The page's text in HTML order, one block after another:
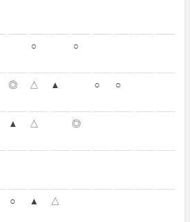
○ ○
◎ △ ▲ ○ ○
▲ △ ◎
○ ▲ △